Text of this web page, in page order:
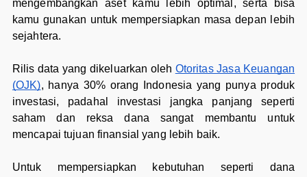
mengembangkan aset kamu lebih optimal, serta bisa
kamu gunakan untuk mempersiapkan masa depan lebih
sejahtera.
Rilis data yang dikeluarkan oleh Otoritas Jasa Keuangan
(OJK), hanya 30% orang Indonesia yang punya produk
investasi, padahal investasi jangka panjang seperti
saham dan reksa dana sangat membantu untuk
mencapai tujuan finansial yang lebih baik.
Untuk mempersiapkan kebutuhan seperti dana